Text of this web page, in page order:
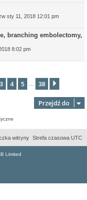
sty 11, 2018 12:01 pm
branching embolectomy,
8:02 pm
z38
3 4 5 38
Przejdź do
Strefa czasowa UTC
witryny
Limited